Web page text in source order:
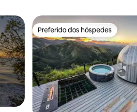
Preferido dos hóspedes
Preferido dos hóspedes